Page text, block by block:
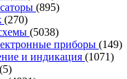
(895)
(270)
(5038)
приборы (149)
и индикация (1071)
(5)